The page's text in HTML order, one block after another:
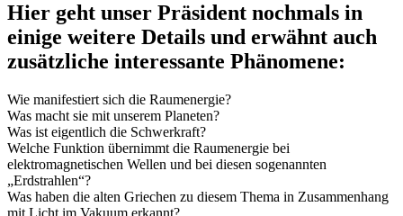
Hier geht unser Präsident nochmals in
einige weitere Details und erwähnt auch
zusätzliche interessante Phänomene:
Wie manifestiert sich die Raumenergie?
Was macht sie mit unserem Planeten?
Was ist eigentlich die Schwerkraft?
Welche Funktion übernimmt die Raumenergie bei
elektromagnetischen Wellen und bei diesen sogenannten
„Erdstrahlen“?
Was haben die alten Griechen zu diesem Thema in Zusammenhang
mit Licht im Vakuum erkannt?